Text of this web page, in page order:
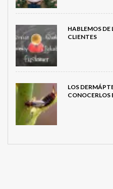
HABLEMOS DE
CLIENTES
LOS
CONOCERLOS